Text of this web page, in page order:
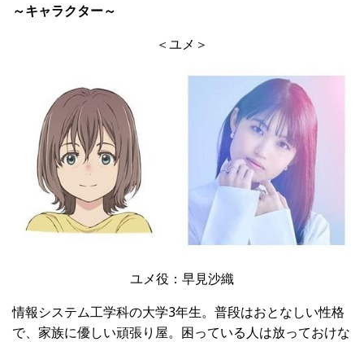
～キャラクター～
＜ユメ＞
ユメ役：早見沙織
情報システム工学科の大学3年生。普段はおとなしい性格
で、家族に優しい頑張り屋。困っている人は放っておけな